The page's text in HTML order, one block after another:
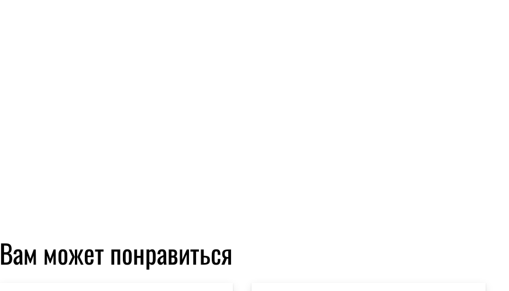
Вам может понравиться